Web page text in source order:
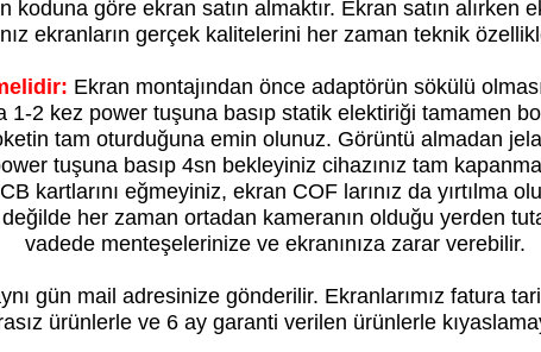
göre ekran satın almaktır. Ekran satın alırken
ekranların gerçek kalitelerini her zaman teknik
Ekran montajından önce adaptörün sökülü
2 kez power tuşuna basıp statik elektiriği tamamen
tam oturduğuna emin olunuz. Görüntü almadan
tuşuna basıp 4sn bekleyiniz cihazınız tam
kartlarını eğmeyiniz, ekran COF larınız da yırtılma
her zaman ortadan kameranın olduğu yerden
vadede menteşelerinize ve ekranınıza zarar verebilir.
gün mail adresinize gönderilir. Ekranlarımız fatura
ürünlerle ve 6 ay garanti verilen ürünlerle